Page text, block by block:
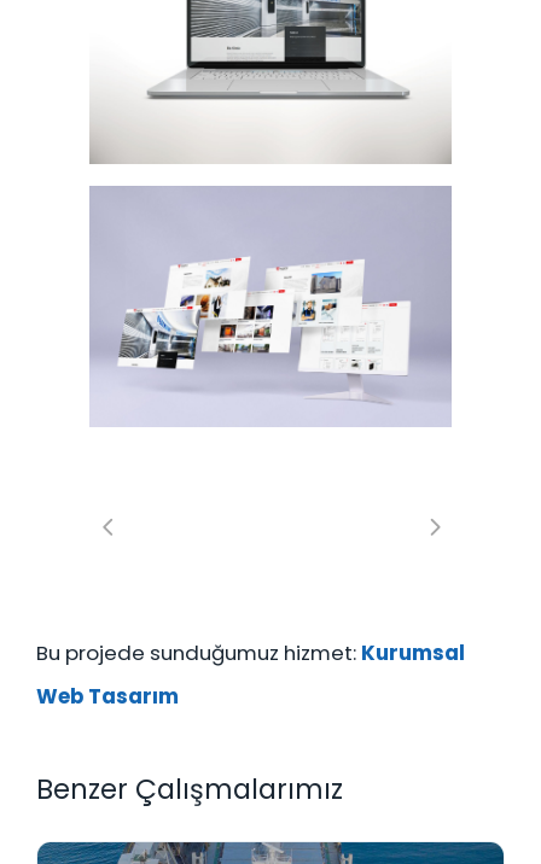
Bu projede sunduğumuz hizmet: Kurumsal
Web Tasarım
Benzer Çalışmalarımız